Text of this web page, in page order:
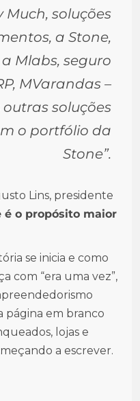
Much, soluções
a Stone,
Mlabs, seguro
MVarandas –
soluções
o portfólio da
Stone”.
Lins, presidente
é o propósito maior
se inicia e como
com “era uma vez”,
página em branco
lojas e
a escrever.